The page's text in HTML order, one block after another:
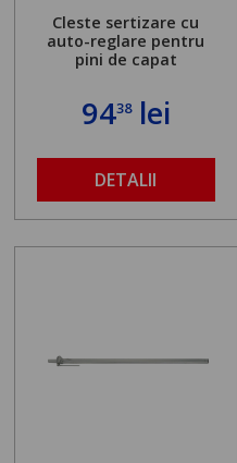
Cleste sertizare cu
auto-reglare pentru
pini de capat
9438lei
DETALII